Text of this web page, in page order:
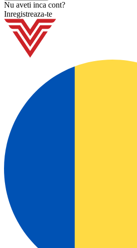
Nu aveti inca cont?
Inregistreaza-te